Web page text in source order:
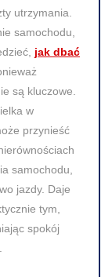
utrzymania.
samochodu,
jak dbać
są kluczowe.
w
przynieść
samochodu,
jazdy. Daje
tym,
spokój